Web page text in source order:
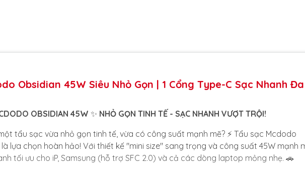
Obsidian 45W Siêu Nhỏ Gọn | 1 Cổng Type-C Sạc Nhanh Đa
OBSIDIAN 45W ✨ NHỎ GỌN TINH TẾ - SẠC NHANH VƯỢT TRỘI!
tẩu sạc vừa nhỏ gọn tinh tế, vừa có công suất mạnh mẽ? ⚡ Tẩu sạc Mcdodo
lựa chọn hoàn hảo! Với thiết kế "mini size" sang trọng và công suất 45W mạnh
tối ưu cho iP, Samsung (hỗ trợ SFC 2.0) và cả các dòng laptop mỏng nhẹ. 🚗